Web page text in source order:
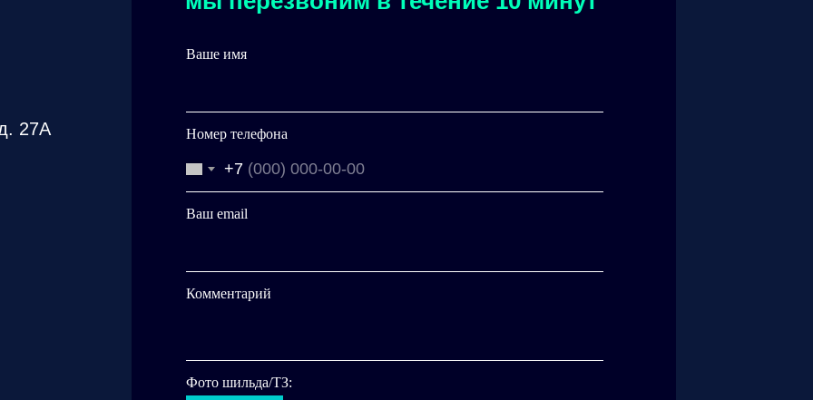
Ваше имя
Номер телефона
+7
Ваш email
Комментарий
Фото шильда/ТЗ:
27А